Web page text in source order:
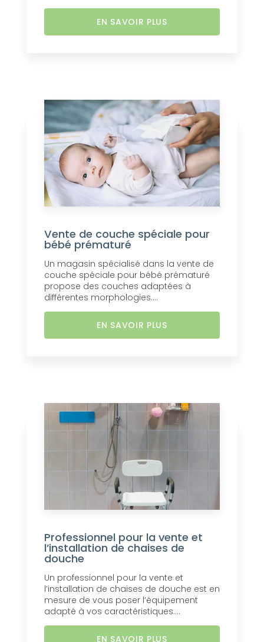
EN SAVOIR PLUS
Vente de couche spéciale pour
bébé prématuré
Un magasin spécialisé dans la vente de
couche spéciale pour bébé prématuré
propose des couches adaptées à
différentes morphologies....
EN SAVOIR PLUS
Professionnel pour la vente et
l’installation de chaises de
douche
Un professionnel pour la vente et
l’installation de chaises de douche est en
mesure de vous poser l’équipement
adapté à vos caractéristiques....
EN SAVOIR PLUS